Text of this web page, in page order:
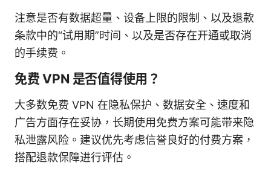
注意是否有数据超量、设备上限的限制、以及退款
条款中的“试用期”时间、以及是否存在开通或取消
的手续费。
免费 VPN 是否值得使用？
大多数免费 VPN 在隐私保护、数据安全、速度和
广告方面存在妥协，长期使用免费方案可能带来隐
私泄露风险。建议优先考虑信誉良好的付费方案，
搭配退款保障进行评估。